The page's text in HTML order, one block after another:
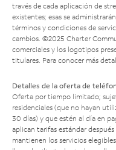
través de cada aplicación de
existentes; esas se
términos y condiciones de
cambios. ©2025 Charter
comerciales y los logotipos
titulares. Para conocer más
Detalles de la oferta de
Oferta por tiempo limitado;
residenciales (que no hayan
30 días) y que estén al día en
aplican tarifas estándar
mantienen los servicios